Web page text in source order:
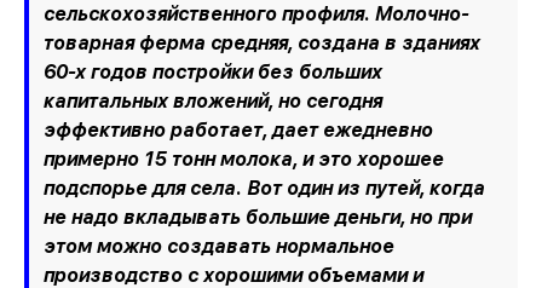
сельскохозяйственного профиля. Молочно-
товарная ферма средняя, создана в зданиях
60-х годов постройки без больших
капитальных вложений, но сегодня
эффективно работает, дает ежедневно
примерно 15 тонн молока, и это хорошее
подспорье для села. Вот один из путей, когда
не надо вкладывать большие деньги, но при
этом можно создавать нормальное
производство с хорошими объемами и